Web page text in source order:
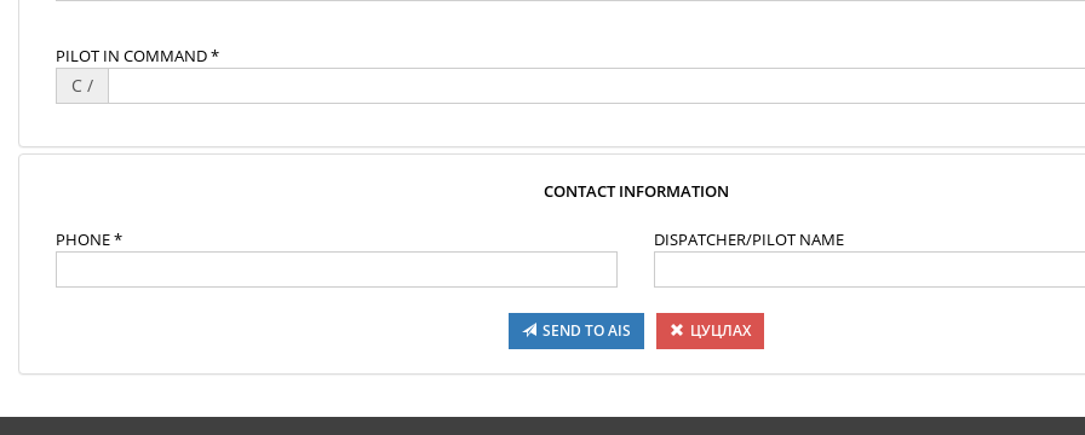
PILOT IN COMMAND *
C /
CONTACT INFORMATION
PHONE * DISPATCHER/PILOT NAME
SEND TO AIS ЦУЦЛАХ